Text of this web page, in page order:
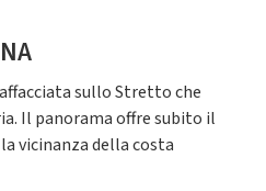
sullo Stretto che
Il panorama offre subito il
vicinanza della costa